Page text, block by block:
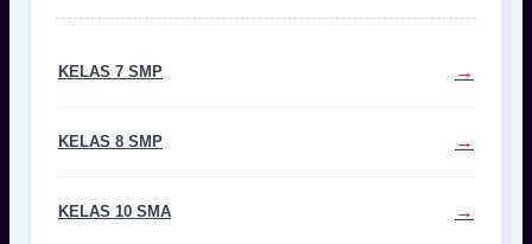
KELAS 7 SMP
KELAS 8 SMP
KELAS 10 SMA